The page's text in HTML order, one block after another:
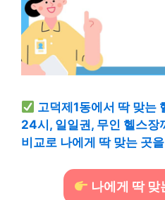
고덕제1동에서 딱 맞는
24시, 일일권, 무인 헬스장
비교로 나에게 딱 맞는 곳
나에게 딱 맞